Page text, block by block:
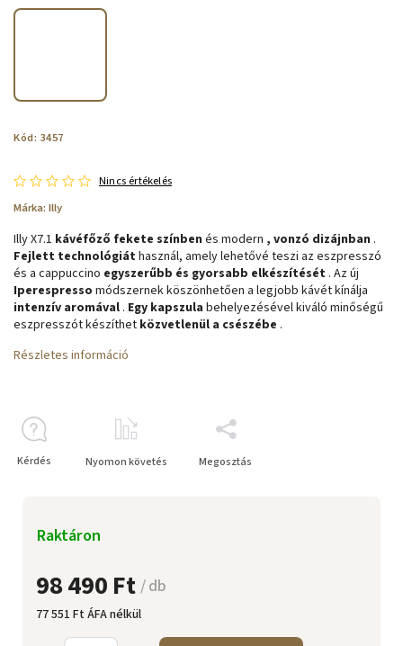
Kód: 3457
Nincs értékelés
Márka: Illy
98 490 Ft / db
77 551 Ft ÁFA nélkül
Raktáron
Illy X7.1 kávéfőző fekete színben és modern , vonzó dizájnban .
Fejlett technológiáthasznál, amely lehetővé teszi az eszpresszó
és a cappuccino egyszerűbb és gyorsabb elkészítését . Az új
Iperespresso módszernek köszönhetően a legjobb kávét kínálja
intenzív aromával . Egy kapszula behelyezésével kiváló minőségű
eszpresszót készíthet közvetlenül a csészébe .
Részletes információ
Kérdés Nyomon követés Megosztás